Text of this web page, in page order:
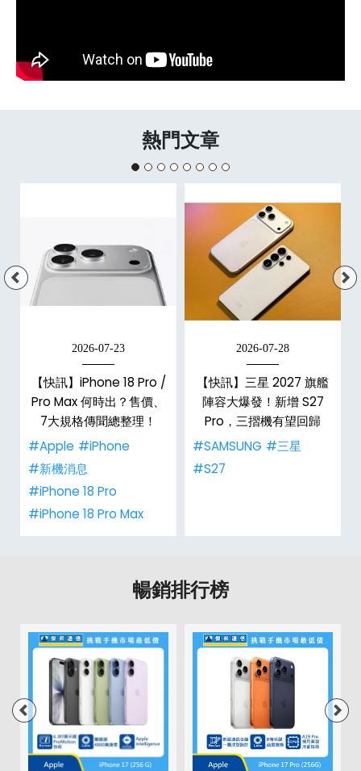
熱門文章
2026-07-23
【快訊】iPhone 18 Pro /
Pro Max 何時出？售價、
7大規格傳聞總整理！
#Apple #iPhone
#新機消息
#iPhone 18 Pro
#iPhone 18 Pro Max
2026-07-28
【快訊】三星 2027 旗艦
陣容大爆發！新增 S27
Pro，三摺機有望回歸
#SAMSUNG #三星
#S27
暢銷排行榜